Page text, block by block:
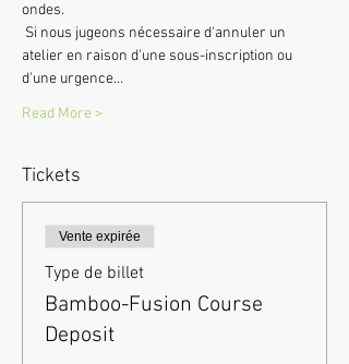
ondes.
atelier en raison d'une sous-inscription ou
d'une urgence…
Read More >
Tickets
Vente expirée
Type de billet
Bamboo-Fusion Course
Deposit